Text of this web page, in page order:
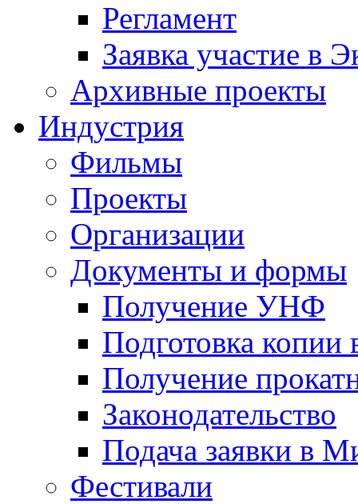
Регламент
Заявка участие в
Архивные проекты
Индустрия
Фильмы
Проекты
Организации
Документы и формы
Получение УНФ
Подготовка копии
Получение
Законодательство
Подача заявки в
Фестивали